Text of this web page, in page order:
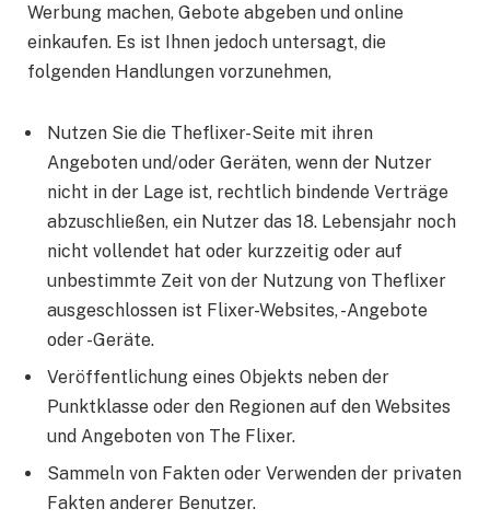
Werbung machen, Gebote abgeben und online
einkaufen. Es ist Ihnen jedoch untersagt, die
folgenden Handlungen vorzunehmen,
Nutzen Sie die Theflixer-Seite mit ihren
Angeboten und/oder Geräten, wenn der Nutzer
nicht in der Lage ist, rechtlich bindende Verträge
abzuschließen, ein Nutzer das 18. Lebensjahr noch
nicht vollendet hat oder kurzzeitig oder auf
unbestimmte Zeit von der Nutzung von Theflixer
ausgeschlossen ist Flixer-Websites, -Angebote
oder -Geräte.
Veröffentlichung eines Objekts neben der
Punktklasse oder den Regionen auf den Websites
und Angeboten von The Flixer.
Sammeln von Fakten oder Verwenden der privaten
Fakten anderer Benutzer.